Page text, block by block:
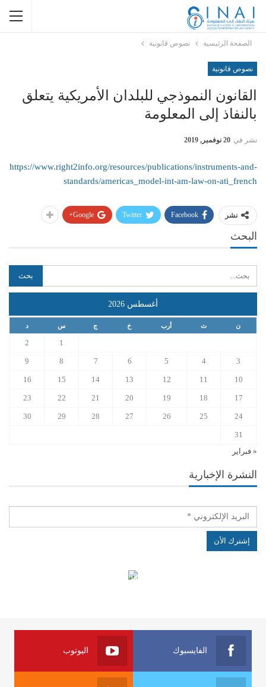
الصفحة الرئيسية نصوص قانونية
نصوص قانونية
القانون النموذجي للبلدان الأمريكية يتعلق
بالنفاذ إلى المعلومة
نشر في 20 نوفمبر, 2019
https://www.right2info.org/resources/publications/instruments-and-
standards/americas_model-int-am-law-on-ati_french
نشر Facebook
Twitter
Google+
البحث
أغسطس 2026
ن ث أرب خ ج س د
1
2
3
4
5
6
7
8
9
10
11
12
13
14
15
16
17
18
19
20
21
22
23
24
25
26
27
28
29
30
31
« فبراير
النشرة الإخبارية
الهياكل الخاضعة لقانون النفاذ إلى المعلومة
الفايسبوك اليوتوب